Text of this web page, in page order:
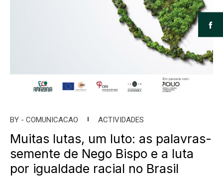
BY - COMUNICACAO ACTIVIDADES
Muitas lutas, um luto: as palavras-
semente de Nego Bispo e a luta
por igualdade racial no Brasil